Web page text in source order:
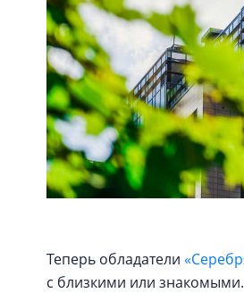
Теперь обладатели
с близкими или знакомыми.